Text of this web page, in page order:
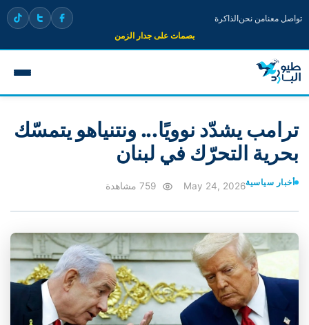
تواصل معنامن نحنالذاكرة
بصمات على جدار الزمن
ترامب يشدّد نوويًا... ونتنياهو يتمسّك
بحرية التحرّك في لبنان
أخبار سياسيةMay 24, 2026